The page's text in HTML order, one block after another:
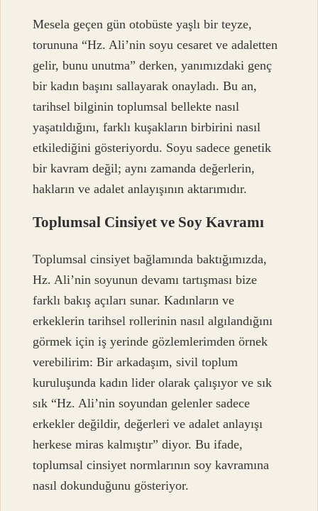
Mesela geçen gün otobüste yaşlı bir teyze,
torununa “Hz. Ali’nin soyu cesaret ve adaletten
gelir, bunu unutma” derken, yanımızdaki genç
bir kadın başını sallayarak onayladı. Bu an,
tarihsel bilginin toplumsal bellekte nasıl
yaşatıldığını, farklı kuşakların birbirini nasıl
etkilediğini gösteriyordu. Soyu sadece genetik
bir kavram değil; aynı zamanda değerlerin,
hakların ve adalet anlayışının aktarımıdır.
Toplumsal Cinsiyet ve Soy Kavramı
Toplumsal cinsiyet bağlamında baktığımızda,
Hz. Ali’nin soyunun devamı tartışması bize
farklı bakış açıları sunar. Kadınların ve
erkeklerin tarihsel rollerinin nasıl algılandığını
görmek için iş yerinde gözlemlerimden örnek
verebilirim: Bir arkadaşım, sivil toplum
kuruluşunda kadın lider olarak çalışıyor ve sık
sık “Hz. Ali’nin soyundan gelenler sadece
erkekler değildir, değerleri ve adalet anlayışı
herkese miras kalmıştır” diyor. Bu ifade,
toplumsal cinsiyet normlarının soy kavramına
nasıl dokunduğunu gösteriyor.